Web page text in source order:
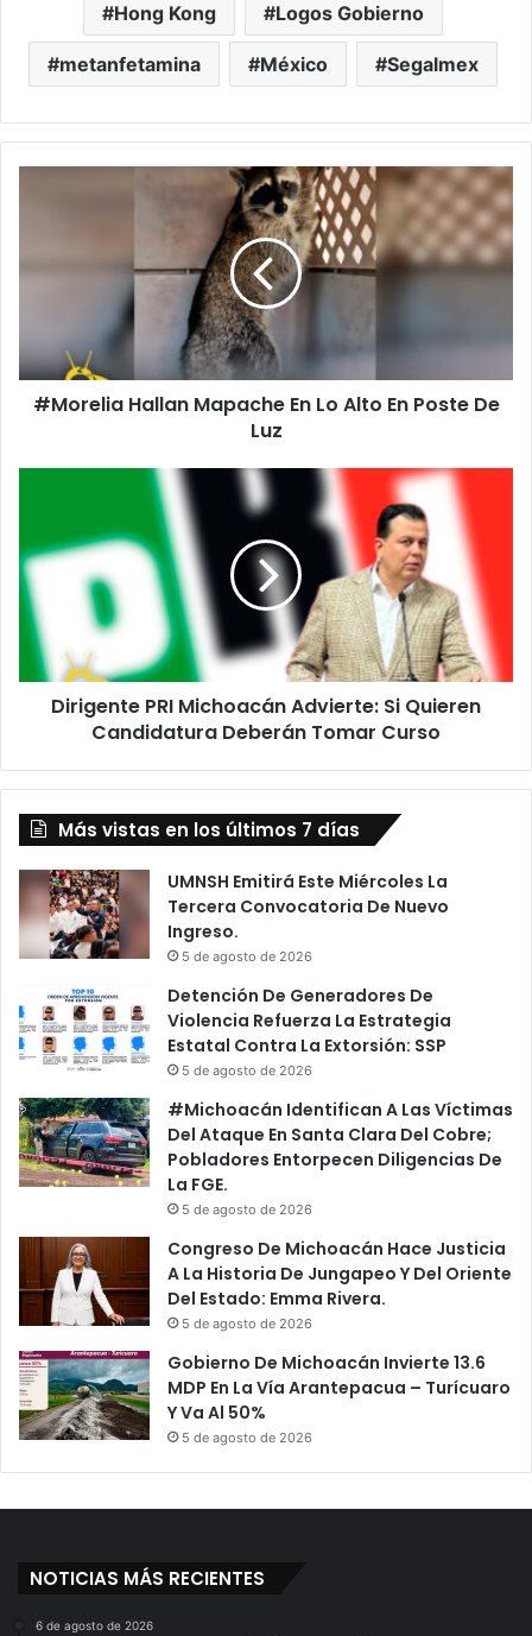
Hong Kong Logos Gobierno
metanfetamina México Segalmex
Lo
Poste
De
Luz#Morelia Hallan Mapache En Lo Alto En Poste De
Luz
Advierte:
Si
Quieren
Candidatura
Deberán
Tomar
CursoDirigente PRI Michoacán Advierte: Si Quieren
Candidatura Deberán Tomar Curso
Más vistas en los últimos 7 días
UMNSH Emitirá Este Miércoles La
Tercera Convocatoria De Nuevo
Ingreso.
5 de agosto de 2026
Detención De Generadores De
Violencia Refuerza La Estrategia
Estatal Contra La Extorsión: SSP
5 de agosto de 2026
#Michoacán Identifican A Las Víctimas
Del Ataque En Santa Clara Del Cobre;
Pobladores Entorpecen Diligencias De
La FGE.
5 de agosto de 2026
Congreso De Michoacán Hace Justicia
A La Historia De Jungapeo Y Del Oriente
Del Estado: Emma Rivera.
5 de agosto de 2026
Gobierno De Michoacán Invierte 13.6
MDP En La Vía Arantepacua – Turícuaro
Y Va Al 50%
5 de agosto de 2026
NOTICIAS MÁS RECIENTES
6 de agosto de 2026